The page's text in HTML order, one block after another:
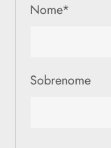
Nome*
Sobrenome